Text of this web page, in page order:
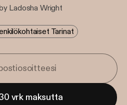
Ladosha Wright
Tarinat
vrk maksutta